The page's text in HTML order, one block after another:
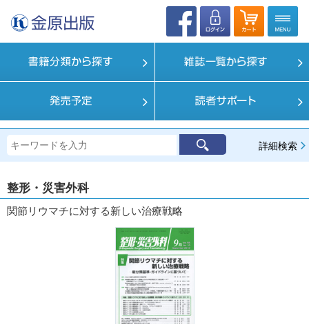
詳細検索
整形・災害外科
関節リウマチに対する新しい治療戦略